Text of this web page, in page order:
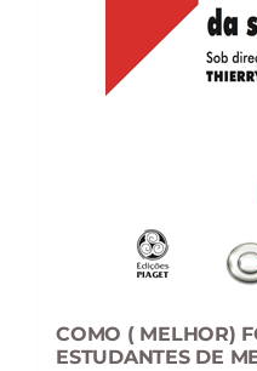
COMO ( MELHOR)
ESTUDANTES DE